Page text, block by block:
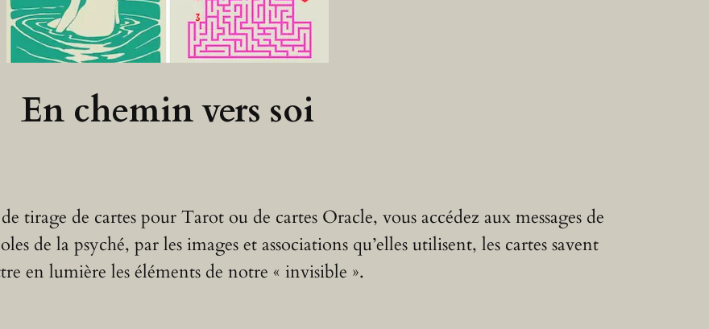
En chemin vers soi
tirage de cartes pour Tarot ou de cartes Oracle, vous accédez aux messages de
de la psyché, par les images et associations qu’elles utilisent, les cartes savent
en lumière les éléments de notre « invisible ».